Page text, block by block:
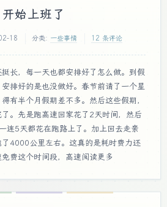
始上班了
18 分类: 一些事情 12 条评论
长，每一天也都安排好了怎么做。到假
排好的是也没做好。春节前请了一个星
有半个月假期差不多。然后这些假期，
。先是跑高速回家花了2天时间，然后
连5天都花在跑路上了。加上回去走亲
4000公里左右。这真的是耗时费力还
费这个时间段，高速阅读更多